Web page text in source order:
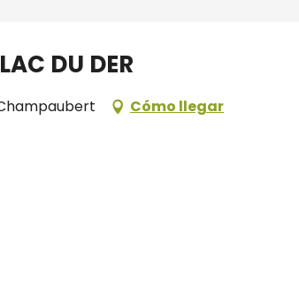
DU DER
Cómo llegar